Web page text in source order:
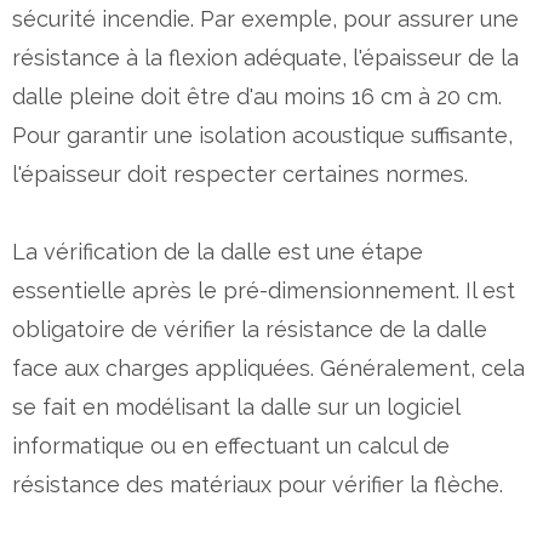
sécurité incendie. Par exemple, pour assurer une
résistance à la flexion adéquate, l'épaisseur de la
dalle pleine doit être d'au moins 16 cm à 20 cm.
Pour garantir une isolation acoustique suffisante,
l'épaisseur doit respecter certaines normes.
La vérification de la dalle est une étape
essentielle après le pré-dimensionnement. Il est
obligatoire de vérifier la résistance de la dalle
face aux charges appliquées. Généralement, cela
se fait en modélisant la dalle sur un logiciel
informatique ou en effectuant un calcul de
résistance des matériaux pour vérifier la flèche.